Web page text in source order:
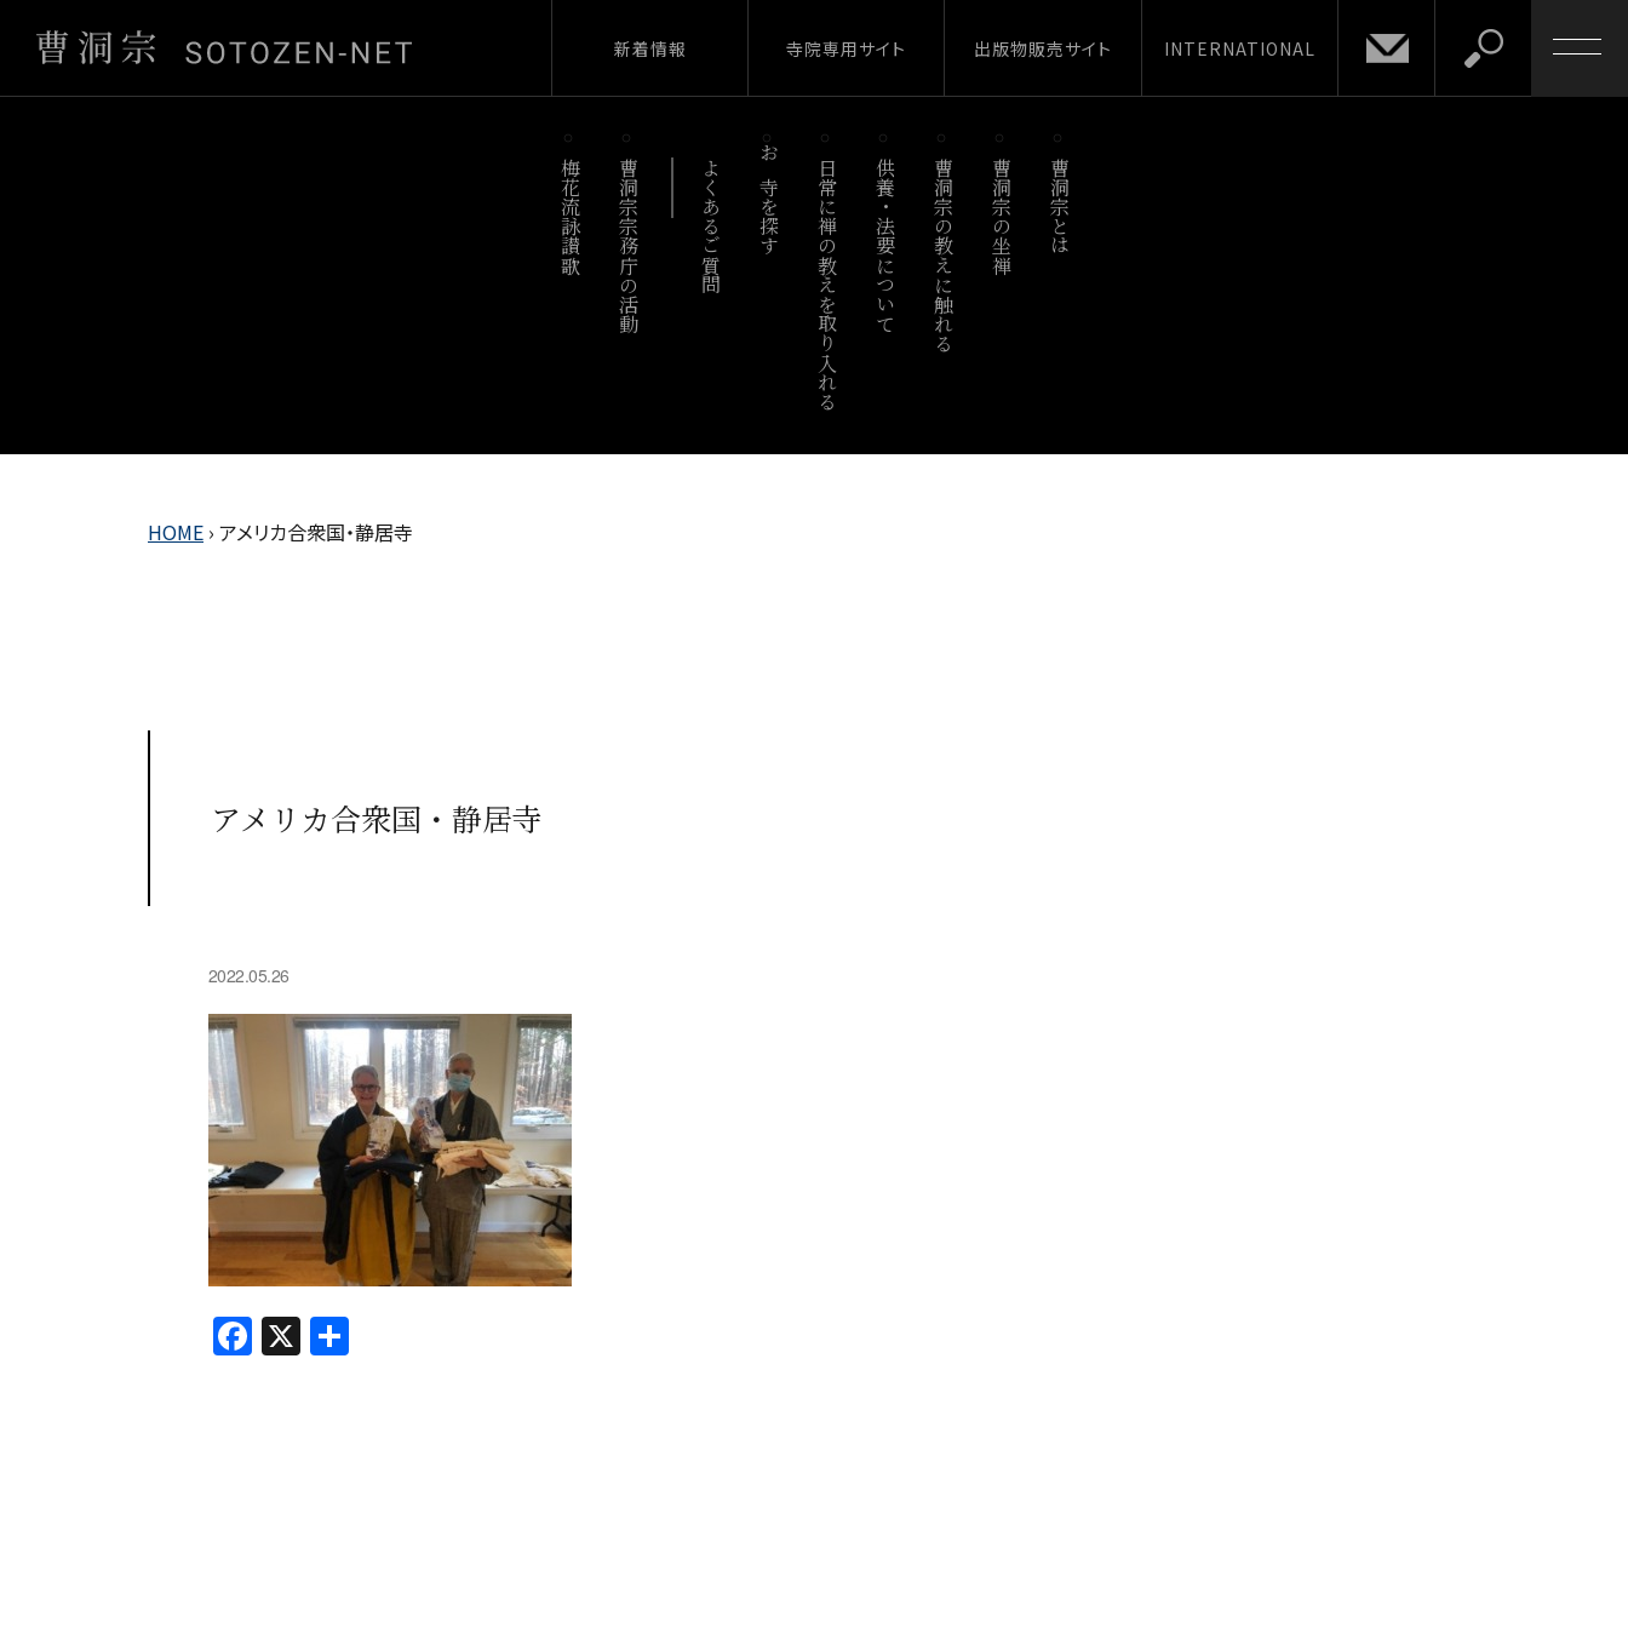
新着情報 寺院専用サイト 出版物販売サイト INTERNATIONAL
梅花流詠讃歌 曹洞宗宗務庁の活動 よくあるご質問 お寺を探す 日常に禅の教えを取り入れる 供養・法要について 曹洞宗の教えに触れる 曹洞宗の坐禅 曹洞宗とは
HOME › アメリカ合衆国・静居寺
アメリカ合衆国・静居寺
2022.05.26
F
a
X